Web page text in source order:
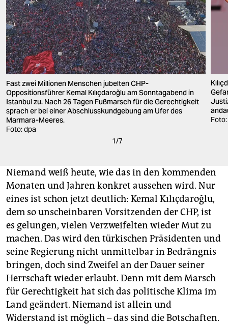
Fast zwei Millionen Menschen jubelten CHP-
Oppositionsführer Kemal Kılıçdaroğlu am Sonntagabend in
Istanbul zu. Nach 26 Tagen Fußmarsch für die Gerechtigkeit
sprach er bei einer Abschlusskundgebung am Ufer des
Marmara-Meeres.
Foto: dpa
1/7
Niemand weiß heute, wie das in den kommenden
Monaten und Jahren konkret aussehen wird. Nur
eines ist schon jetzt deutlich: Kemal Kılıçdaroğlu,
dem so unscheinbaren Vorsitzenden der CHP, ist
es gelungen, vielen Verzweifelten wieder Mut zu
machen. Das wird den türkischen Präsidenten und
seine Regierung nicht unmittelbar in Bedrängnis
bringen, doch sind Zweifel an der Dauer seiner
Herrschaft wieder erlaubt. Denn mit dem Marsch
für Gerechtigkeit hat sich das politische Klima im
Land geändert. Niemand ist allein und
Widerstand ist möglich – das sind die Botschaften.